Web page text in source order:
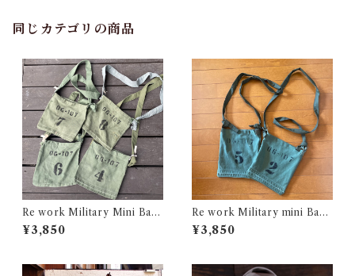
同じカテゴリの商品
Re work Military Mini Bag
/ リワーク ミリタリー ミニ バ
ッグ 古着
¥3,850
Re work Military mini Bag
/リワーク ミリタリー ミニ バ
ック 古着
¥3,850